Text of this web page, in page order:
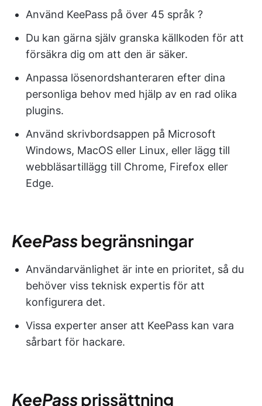
Använd KeePass på över 45 språk ?
Du kan gärna själv granska källkoden för att
försäkra dig om att den är säker.
Anpassa lösenordshanteraren efter dina
personliga behov med hjälp av en rad olika
plugins.
Använd skrivbordsappen på Microsoft
Windows, MacOS eller Linux, eller lägg till
webbläsartillägg till Chrome, Firefox eller
Edge.
KeePassbegränsningar
Användarvänlighet är inte en prioritet, så du
behöver viss teknisk expertis för att
konfigurera det.
Vissa experter anser att KeePass kan vara
sårbart för hackare.
KeePassprissättning